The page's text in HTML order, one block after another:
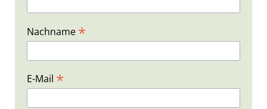
Nachname *
E-Mail *